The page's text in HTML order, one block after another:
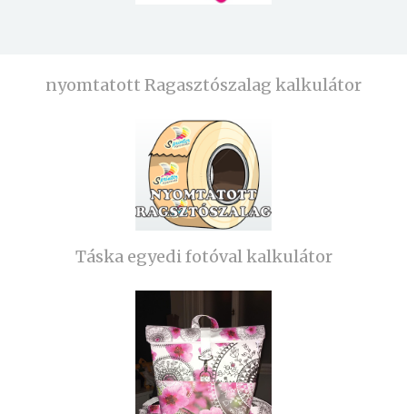
nyomtatott Ragasztószalag kalkulátor
Táska egyedi fotóval kalkulátor